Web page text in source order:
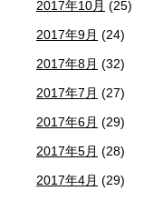
2017年10月 (25)
2017年9月 (24)
2017年8月 (32)
2017年7月 (27)
2017年6月 (29)
2017年5月 (28)
2017年4月 (29)